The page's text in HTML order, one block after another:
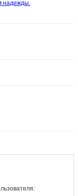
надежды.